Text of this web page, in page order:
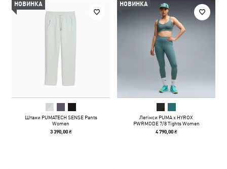
НОВИНКА
Штани PUMATECH SENSE Pants
Women
3 390,00 ₴
НОВИНКА
Легінси PUMA x HYROX
PWRMODE 7/8 Tights Women
4 790,00 ₴